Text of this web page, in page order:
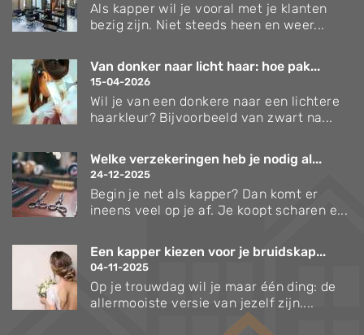
Als kapper wil je vooral met je klanten
bezig zijn. Niet steeds heen en weer...
Van donker naar licht haar: hoe pak...
15-04-2026
Wil je van een donkere naar een lichtere
haarkleur? Bijvoorbeeld van zwart na...
Welke verzekeringen heb je nodig al...
24-12-2025
Begin je net als kapper? Dan komt er
ineens veel op je af. Je koopt scharen e...
Een kapper kiezen voor je bruidskap...
04-11-2025
Op je trouwdag wil je maar één ding: de
allermooiste versie van jezelf zijn....